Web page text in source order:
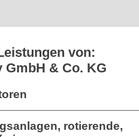
von:
& Co. KG
rotierende,